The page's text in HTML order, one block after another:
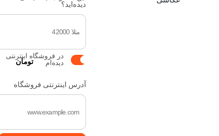
دیده‌اید؟
تومان
در فروشگاه اینترنتی
دیده‌ام
آدرس اینترنتی فروشگاه